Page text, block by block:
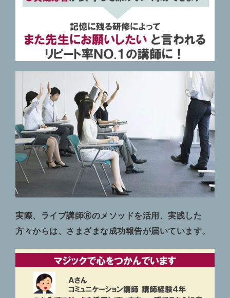
実際、ライブ講師Ⓡのメソッドを活用、実践した
方々からは、さまざまな成功報告が届いています。